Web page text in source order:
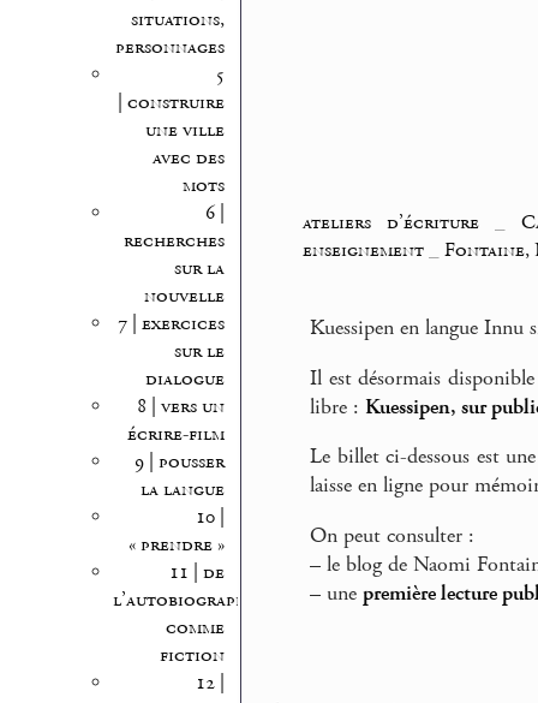
situations,
personnages
5
| construire
une ville
avec des
mots
6 |
recherches
sur la
nouvelle
7 | exercices
sur le
dialogue
8 | vers un
écrire-film
9 | pousser
la langue
10 |
« prendre »
11 | de
l’autobiographie
comme
fiction
12 |
ateliers d’écriture_
enseignement_ Fontaine,
Kuessipen en langue
Il est désormais
libre : Kuessipen, sur
Le billet ci-dessous est
laisse en ligne pour
On peut consulter :
– le blog de Naomi
– une première lecture